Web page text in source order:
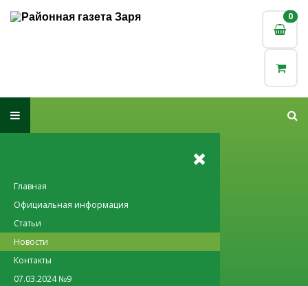
0
0
Главная
Официальная информация
Статьи
Новости
Контакты
07.03.2024 №9